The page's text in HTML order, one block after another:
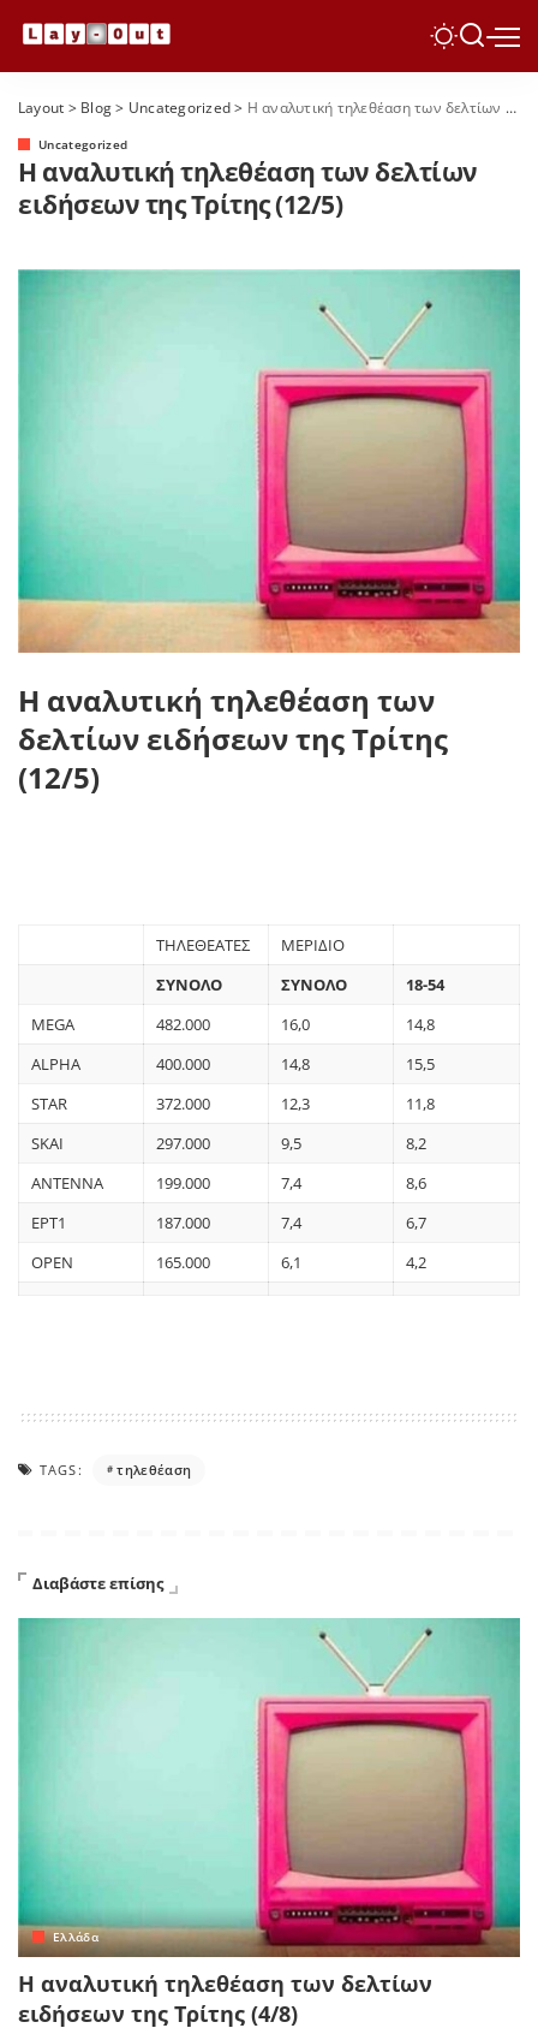
Layout > Blog> Uncategorized> Η αναλυτική τηλεθέαση των δελτίων ειδήσεων της Τρίτης (12/5)
Uncategorized
Η αναλυτική τηλεθέαση των δελτίων
ειδήσεων της Τρίτης (12/5)
Η αναλυτική τηλεθέαση των
δελτίων ειδήσεων της Τρίτης
(12/5)
ΤΗΛΕΘΕΑΤΕΣ
ΜΕΡΙΔΙΟ
ΣΥΝΟΛΟ
ΣΥΝΟΛΟ
18-54
MEGA
482.000 16,0
14,8
ALPHA
400.000 14,8
15,5
STAR
372.000 12,3
11,8
SKAI
297.000 9,5
8,2
ΑΝΤΕΝΝΑ
199.000 7,4
8,6
ΕΡΤ1
187.000 7,4
6,7
OPEN
165.000 6,1 4,2
TAGS: τηλεθέαση
Διαβάστε επίσης
Ελλάδα
Η αναλυτική τηλεθέαση των δελτίων
ειδήσεων της Τρίτης (4/8)